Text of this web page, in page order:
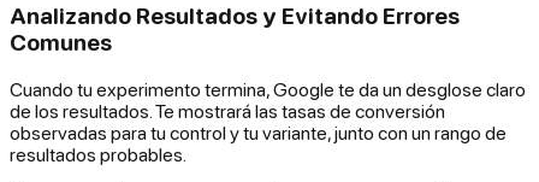
Analizando Resultados y Evitando Errores
Comunes
Cuando tu experimento termina, Google te da un desglose claro
de los resultados. Te mostrará las tasas de conversión
observadas para tu control y tu variante, junto con un rango de
resultados probables.